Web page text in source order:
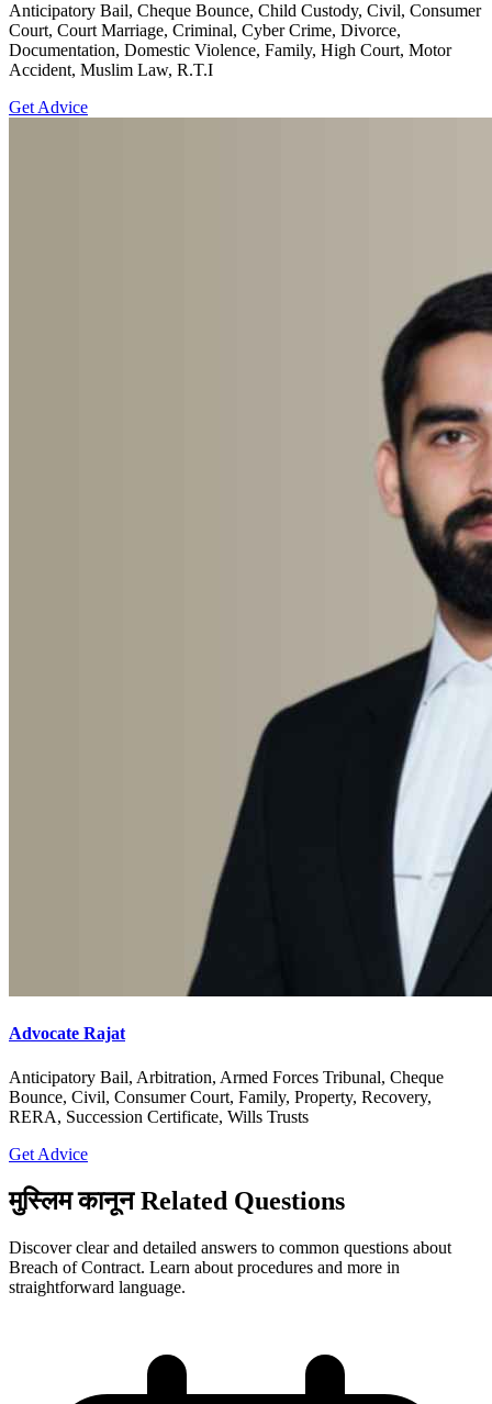
Anticipatory Bail, Cheque Bounce, Child Custody, Civil, Consumer
Court, Court Marriage, Criminal, Cyber Crime, Divorce,
Documentation, Domestic Violence, Family, High Court, Motor
Accident, Muslim Law, R.T.I
Get Advice
Advocate Rajat
Anticipatory Bail, Arbitration, Armed Forces Tribunal, Cheque
Bounce, Civil, Consumer Court, Family, Property, Recovery,
RERA, Succession Certificate, Wills Trusts
Get Advice
मुस्लिम कानून Related Questions
Discover clear and detailed answers to common questions about
Breach of Contract. Learn about procedures and more in
straightforward language.